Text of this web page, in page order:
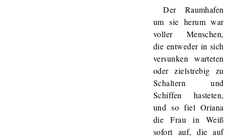
Der Raumhafen
um sie herum war
voller Menschen,
die entweder in sich
versunken warteten
oder zielstrebig zu
Schaltern und
Schiffen hasteten,
und so fiel Oriana
die Frau in Weiß
sofort auf, die auf